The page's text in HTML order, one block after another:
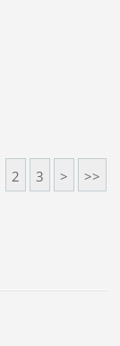
2 3 > >>